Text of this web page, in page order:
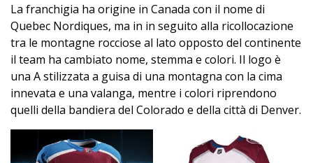
La franchigia ha origine in Canada con il nome di
Quebec Nordiques, ma in in seguito alla ricollocazione
tra le montagne rocciose al lato opposto del continente
il team ha cambiato nome, stemma e colori. Il logo è
una A stilizzata a guisa di una montagna con la cima
innevata e una valanga, mentre i colori riprendono
quelli della bandiera del Colorado e della città di Denver.